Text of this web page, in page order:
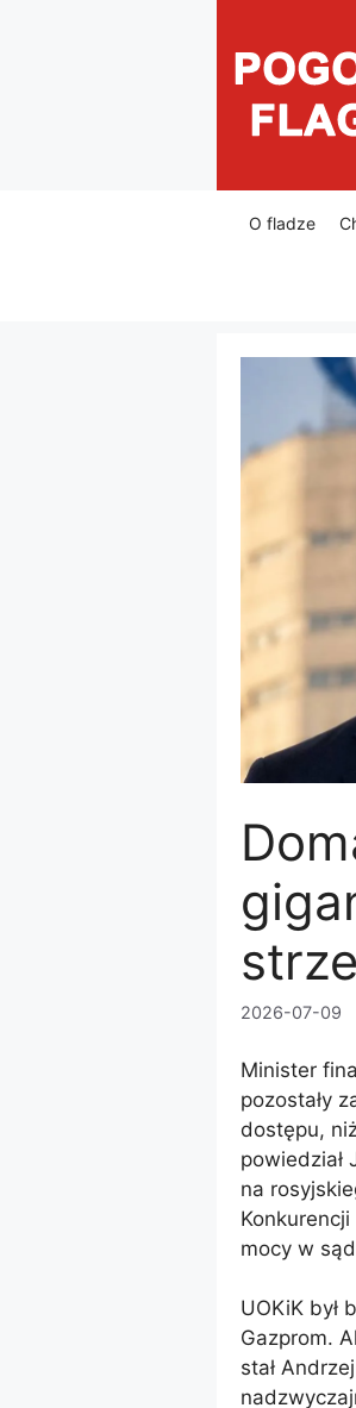
O fladze
2026-07-09
Minister
pozostały
dostępu,
powiedział
na
mocy w
UOKiK był
Gazprom.
stał